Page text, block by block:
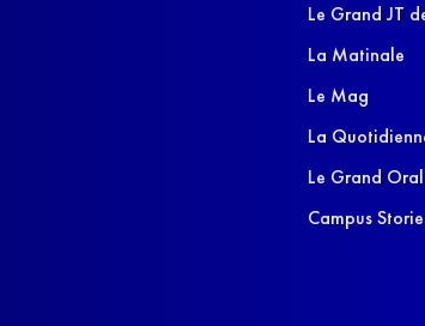
Le Grand JT
La Matinale
Le Mag
La
Le Grand Oral
Campus